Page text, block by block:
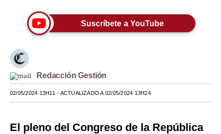
Tendencias
Viajes
Estilos
Suscríbete a YouTube
Redacción Gestión
02/05/2024 13H11 - ACTUALIZADO A 02/05/2024 13H24
El pleno del Congreso de la República